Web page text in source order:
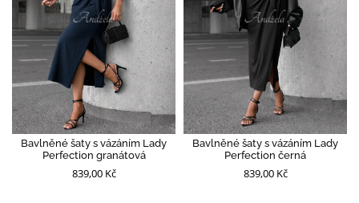
Bavlněné šaty s vázáním Lady
Perfection granátová
839,00 Kč
Bavlněné šaty s vázáním Lady
Perfection černá
839,00 Kč